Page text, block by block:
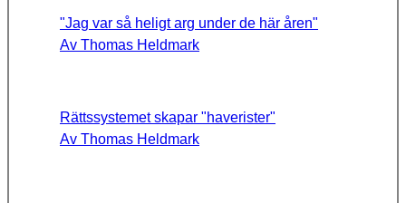
"Jag var så heligt arg under de här åren"
Av Thomas Heldmark
Rättssystemet skapar "haverister"
Av Thomas Heldmark